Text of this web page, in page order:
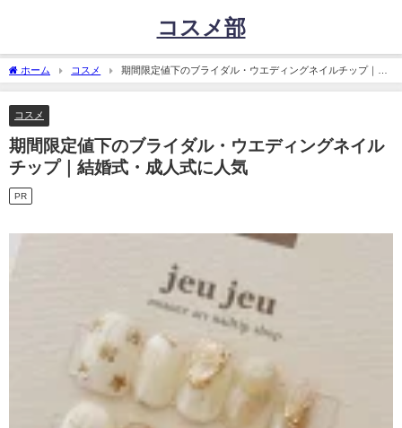
コスメ部
ホーム コスメ
期間限定値下のブライダル・ウエディングネイルチップ｜結
婚式・成人式に人気
コスメ
期間限定値下のブライダル・ウエディングネイル
チップ｜結婚式・成人式に人気
PR